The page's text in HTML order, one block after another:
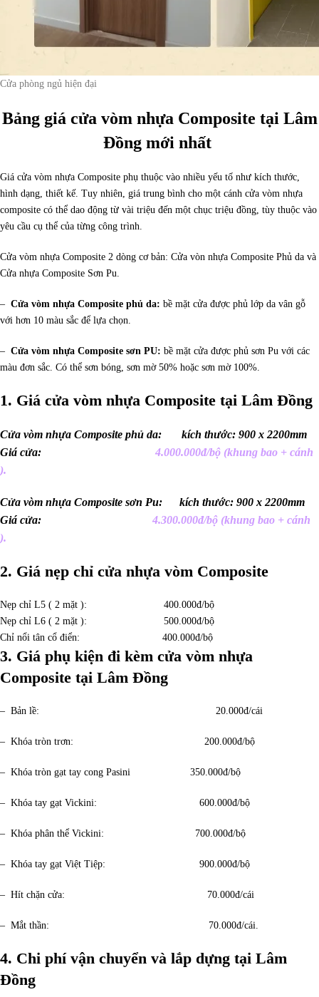
Cửa phòng ngủ hiện đại
Bảng giá cửa vòm nhựa Composite tại Lâm
Đồng mới nhất
Giá cửa vòm nhựa Composite phụ thuộc vào nhiều yếu tố như kích thước,
hình dạng, thiết kế. Tuy nhiên, giá trung bình cho một cánh cửa vòm nhựa
composite có thể dao động từ vài triệu đến một chục triệu đồng, tùy thuộc vào
yêu cầu cụ thể của từng công trình.
Cửa vòm nhựa Composite 2 dòng cơ bản: Cửa vòn nhựa Composite Phủ da và
Cửa nhựa Composite Sơn Pu.
– Cửa vòm nhựa Composite phủ da: bề mặt cửa được phủ lớp da vân gỗ
với hơn 10 màu sắc để lựa chọn.
– Cửa vòm nhựa Composite sơn PU: bề mặt cửa được phủ sơn Pu với các
màu đơn sắc. Có thể sơn bóng, sơn mờ 50% hoặc sơn mờ 100%.
1. Giá cửa vòm nhựa Composite tại Lâm Đồng
Cửa vòm nhựa Composite phủ da: kích thước: 900 x 2200mm
Giá cửa:
4.000.000đ/bộ (khung bao + cánh
).
Cửa vòm nhựa Composite sơn Pu: kích thước: 900 x 2200mm
Giá cửa:
4.300.000đ/bộ (khung bao + cánh
).
2. Giá nẹp chỉ cửa nhựa vòm Composite
Nẹp chỉ L5 ( 2 mặt ): 400.000đ/bộ
Nẹp chỉ L6 ( 2 mặt ): 500.000đ/bộ
Chỉ nổi tân cổ điển: 400.000đ/bộ
3. Giá phụ kiện đi kèm cửa vòm nhựa
Composite tại Lâm Đồng
– Bản lề: 20.000đ/cái
– Khóa tròn trơn: 200.000đ/bộ
– Khóa tròn gạt tay cong Pasini 350.000đ/bộ
– Khóa tay gạt Vickini: 600.000đ/bộ
– Khóa phân thể Vickini: 700.000đ/bộ
– Khóa tay gạt Việt Tiệp: 900.000đ/bộ
– Hít chặn cửa: 70.000đ/cái
– Mắt thần: 70.000đ/cái.
4. Chi phí vận chuyển và lắp dựng tại Lâm
Đồng